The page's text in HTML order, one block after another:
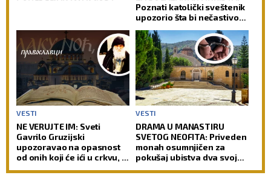
Poznati katolički sveštenik
upozorio šta bi nečastivom
nad čovečanstvom
VESTI
NE VERUJTE IM: Sveti
Gavrilo Gruzijski
upozoravao na opasnost
od onih koji će ići u crkvu, a
VESTI
DRAMA U MANASTIRU
SVETOG NEOFITA: Priveden
monah osumnjičen za
pokušaj ubistva dva svoja